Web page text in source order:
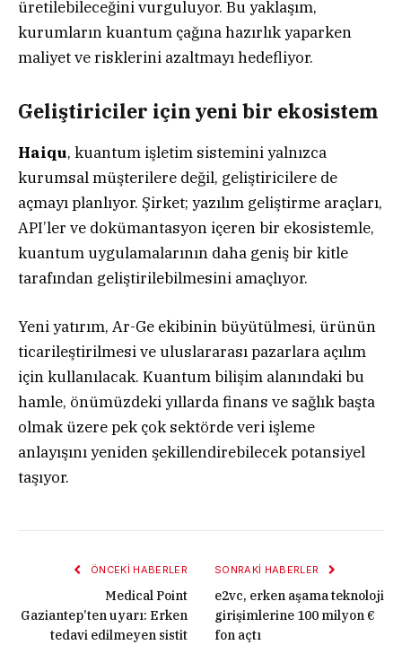
üretilebileceğini vurguluyor. Bu yaklaşım,
kurumların kuantum çağına hazırlık yaparken
maliyet ve risklerini azaltmayı hedefliyor.
Geliştiriciler için yeni bir ekosistem
Haiqu, kuantum işletim sistemini yalnızca
kurumsal müşterilere değil, geliştiricilere de
açmayı planlıyor. Şirket; yazılım geliştirme araçları,
API’ler ve dokümantasyon içeren bir ekosistemle,
kuantum uygulamalarının daha geniş bir kitle
tarafından geliştirilebilmesini amaçlıyor.
Yeni yatırım, Ar-Ge ekibinin büyütülmesi, ürünün
ticarileştirilmesi ve uluslararası pazarlara açılım
için kullanılacak. Kuantum bilişim alanındaki bu
hamle, önümüzdeki yıllarda finans ve sağlık başta
olmak üzere pek çok sektörde veri işleme
anlayışını yeniden şekillendirebilecek potansiyel
taşıyor.
ÖNCEKI HABERLER
Medical Point
Gaziantep’ten uyarı: Erken
tedavi edilmeyen sistit
SONRAKI HABERLER
e2vc, erken aşama teknoloji
girişimlerine 100 milyon €
fon açtı